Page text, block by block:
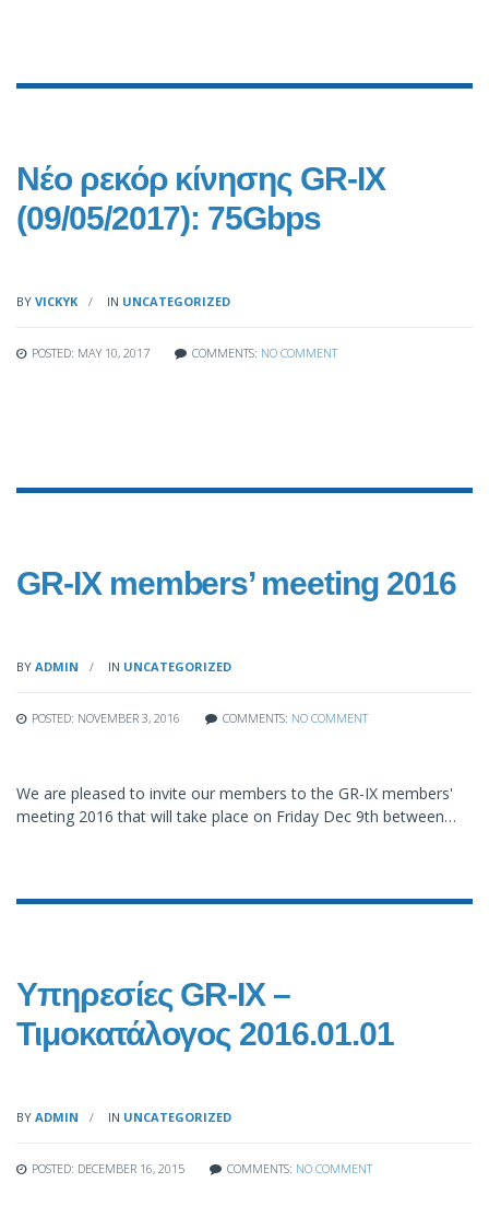
Νέο ρεκόρ κίνησης GR-IX
(09/05/2017): 75Gbps
BY VICKYK IN UNCATEGORIZED
POSTED: MAY 10, 2017 COMMENTS: NO COMMENT
GR-IX members’ meeting 2016
BY ADMIN IN UNCATEGORIZED
POSTED: NOVEMBER 3, 2016 COMMENTS: NO COMMENT
We are pleased to invite our members to the GR-IX members'
meeting 2016 that will take place on Friday Dec 9th between…
Υπηρεσίες GR-IX –
Τιμοκατάλογος 2016.01.01
BY ADMIN IN UNCATEGORIZED
POSTED: DECEMBER 16, 2015 COMMENTS: NO COMMENT